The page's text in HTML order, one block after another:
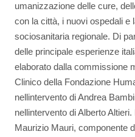
umanizzazione delle cure,
con la città, i nuovi ospedali e
sociosanitaria regionale. Di
delle principale esperienze
elaborato dalla commissione
Clinico della Fondazione
nellintervento di Andrea
nellintervento di Alberto
Maurizio Mauri, componente